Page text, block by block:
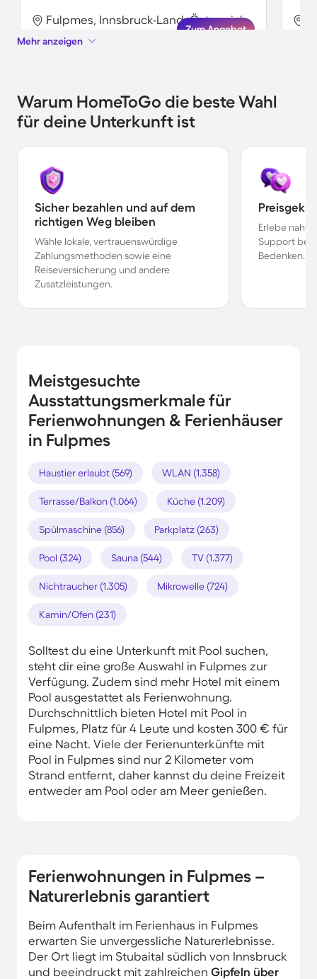
Fulpmes, Innsbruck-Land, Österreich
Zum Angebot
Mehr anzeigen
Warum HomeToGo die beste Wahl
für deine Unterkunft ist
Sicher bezahlen und auf dem
richtigen Weg bleiben
Wähle lokale, vertrauenswürdige
Zahlungsmethoden sowie eine
Reiseversicherung und andere
Zusatzleistungen.
Erlebe
Support bei
Bedenken.
Meistgesuchte
Ausstattungsmerkmale für
Ferienwohnungen & Ferienhäuser
in Fulpmes
Haustier erlaubt (569) WLAN (1.358)
Terrasse/Balkon (1.064) Küche (1.209)
Spülmaschine (856) Parkplatz (263)
Pool (324) Sauna (544) TV (1.377)
Nichtraucher (1.305) Mikrowelle (724)
Kamin/Ofen (231)
Solltest du eine Unterkunft mit Pool suchen,
steht dir eine große Auswahl in Fulpmes zur
Verfügung. Zudem sind mehr Hotel mit einem
Pool ausgestattet als Ferienwohnung.
Durchschnittlich bieten Hotel mit Pool in
Fulpmes, Platz für 4 Leute und kosten 300 € für
eine Nacht. Viele der Ferienunterkünfte mit
Pool in Fulpmes sind nur 2 Kilometer vom
Strand entfernt, daher kannst du deine Freizeit
entweder am Pool oder am Meer genießen.
Ferienwohnungen in Fulpmes –
Naturerlebnis garantiert
Beim Aufenthalt im Ferienhaus in Fulpmes
erwarten Sie unvergessliche Naturerlebnisse.
Der Ort liegt im Stubaital südlich von Innsbruck
und beeindruckt mit zahlreichen Gipfeln über